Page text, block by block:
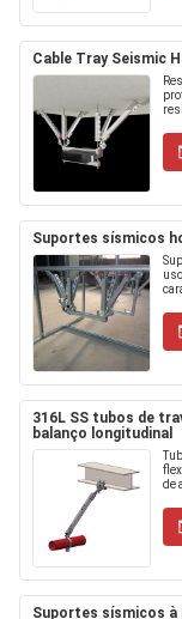
Cable Tray Seismic
Suportes sísmicos
316L SS tubos de
balanço longitudinal
de
Suportes sísmicos à